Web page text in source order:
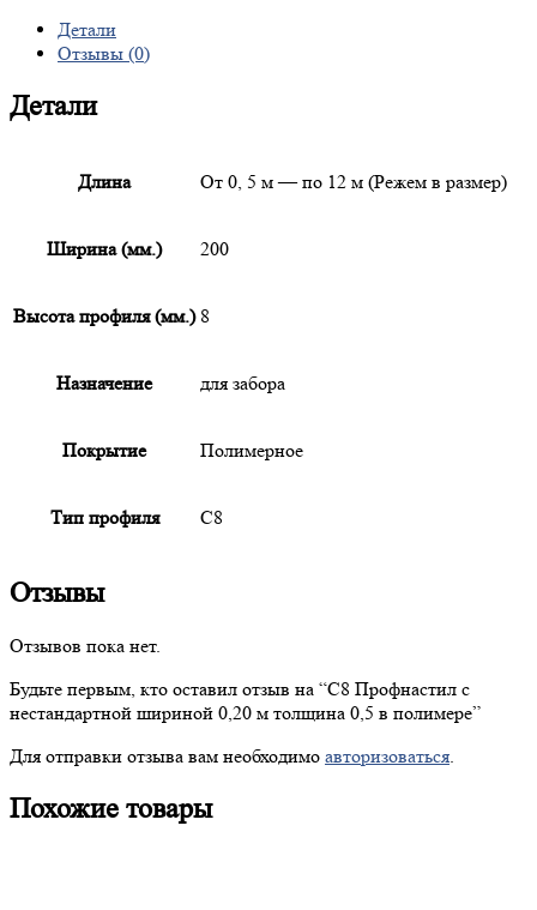
Детали
Отзывы (0)
Детали
Длина От 0, 5 м — по 12 м (Режем в размер)
Ширина (мм.) 200
Высота профиля (мм.) 8
Назначение для забора
Покрытие Полимерное
Тип профиля С8
Отзывы
Отзывов пока нет.
Будьте первым, кто оставил отзыв на “C8 Профнастил с
нестандартной шириной 0,20 м толщина 0,5 в полимере”
Для отправки отзыва вам необходимо авторизоваться.
Похожие товары